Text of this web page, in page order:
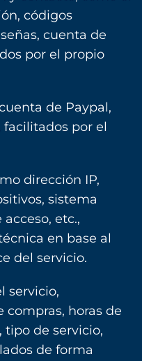
códigos
cuenta de
por el propio
de Paypal,
por el
dirección IP,
sistema
etc.,
en base al
del servicio.
servicio,
horas de
tipo de servicio,
de forma